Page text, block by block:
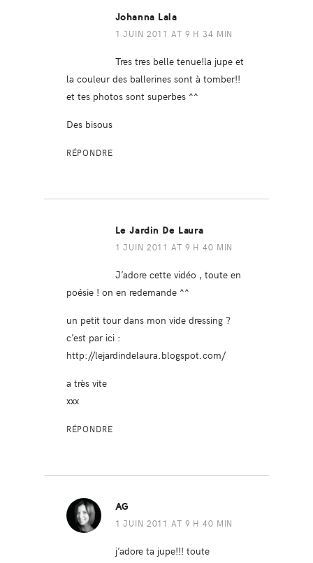
Johanna Lala
1 JUIN 2011 AT 9 H 34 MIN
Tres tres belle tenue!la jupe et
la couleur des ballerines sont à tomber!!
et tes photos sont superbes ^^
Des bisous
RÉPONDRE
Le Jardin De Laura
1 JUIN 2011 AT 9 H 40 MIN
J’adore cette vidéo , toute en
poésie ! on en redemande ^^
un petit tour dans mon vide dressing ?
c’est par ici :
http://lejardindelaura.blogspot.com/
a très vite
xxx
RÉPONDRE
AG
1 JUIN 2011 AT 9 H 40 MIN
j’adore ta jupe!!! toute